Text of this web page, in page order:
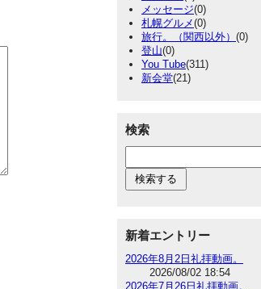
メッセージ(0)
札幌グルメ(0)
旅行。（関西以外） (0)
登山(0)
You Tube(311)
新会堂(21)
検索
新着エントリー
2026年8月2日礼拝動画。
2026/08/02 18:54
2026年7月26日礼拝動画。